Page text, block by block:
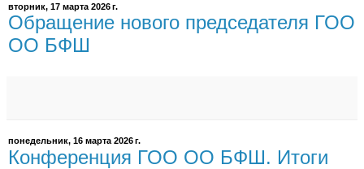
вторник, 17 марта 2026 г.
Обращение нового председателя ГОО
ОО БФШ
понедельник, 16 марта 2026 г.
Конференция ГОО ОО БФШ. Итоги